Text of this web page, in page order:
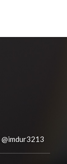
@imdur3213